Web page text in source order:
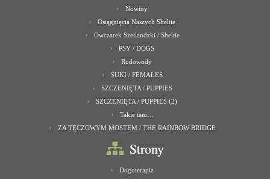
Nowiny
Osiągnięcia Naszych Sheltie
Owczarek Szetlandzki / Sheltie
PSY / DOGS
Rodowody
SUKI / FEMALES
SZCZENIĘTA / PUPPIES
SZCZENIĘTA / PUPPIES (2)
Takie tam…
ZA TĘCZOWYM MOSTEM / THE RAINBOW BRIDGE
Strony
Dogoterapia